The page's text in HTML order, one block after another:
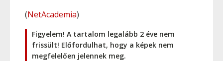
(NetAcademia)
Figyelem! A tartalom legalább 2 éve nem
frissült! Előfordulhat, hogy a képek nem
megfelelően jelennek meg.